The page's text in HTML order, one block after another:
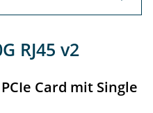
RJ45 v2
Card mit Single